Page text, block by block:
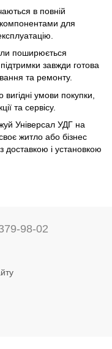
в повній
компонентами для
поширюється
завжди готова
та ремонту.
умови покупки,
та сервісу.
Універсал УДГ на
житло або бізнес
і установкою
98-02